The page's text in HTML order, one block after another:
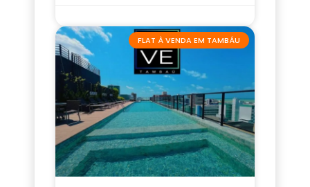
FLAT À VENDA EM TAMBÁU